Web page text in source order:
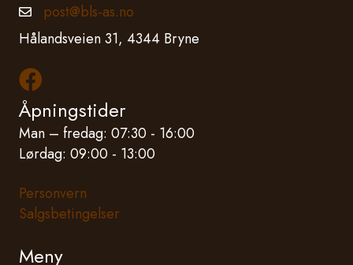
Epostadresse
post@bls-as.no
Hålandsveien 31, 4344 Bryne
Les mer om oss på Facebook
Åpningstider
Man – fredag: 07:30 - 16:00
Lørdag: 09:00 - 13:00
Personvern
Salgsbetingelser
Meny